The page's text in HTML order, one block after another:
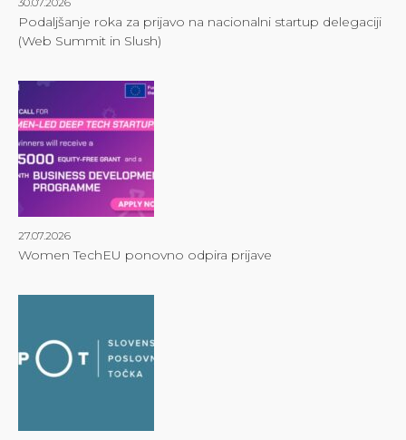
Podaljšanje roka za prijavo na nacionalni startup delegaciji
(Web Summit in Slush)
27.07.2026
Women TechEU ponovno odpira prijave